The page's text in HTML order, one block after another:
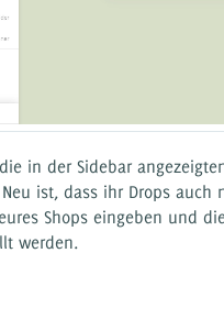
in der Sidebar
ist, dass ihr Drops auch
Shops eingeben und
werden.